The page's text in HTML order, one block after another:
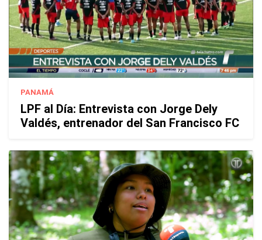
PANAMÁ
LPF al Día: Entrevista con Jorge Dely
Valdés, entrenador del San Francisco FC